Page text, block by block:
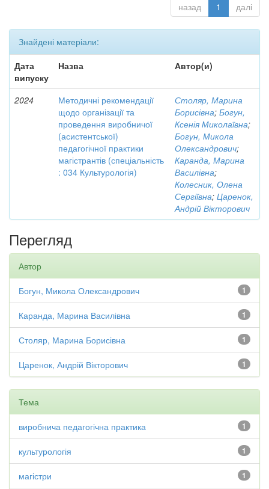
назад 1 далі
Знайдені матеріали:
Дата
випуску
Назва Автор(и)
2024
Методичні рекомендації
щодо організації та
проведення виробничої
(асистентської)
педагогічної практики
магістрантів (спеціальність
: 034 Культурологія)
Столяр, Марина
Борисівна; Богун,
Ксенія Миколаївна;
Богун, Микола
Олександрович;
Каранда, Марина
Василівна;
Колесник, Олена
Сергіївна; Царенок,
Андрій Вікторович
Перегляд
Автор
1
Богун, Микола Олександрович
1
Каранда, Марина Василівна
1
Столяр, Марина Борисівна
1
Царенок, Андрій Вікторович
Тема
1
виробнича педагогічна практика
1
культурологія
1
магістри